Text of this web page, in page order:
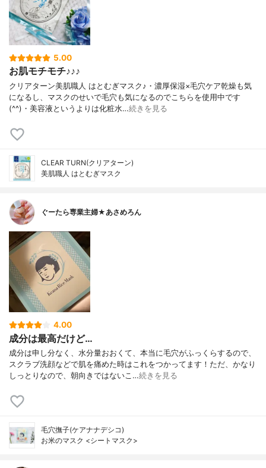
5.00
お肌モチモチ♪♪♪
クリアターン美肌職人 はとむぎマスク♪・濃厚保湿×毛穴ケア乾燥も気
になるし、マスクのせいで毛穴も気になるのでこちらを使用中です
(^^)・美容液というよりは化粧水…続きを見る
CLEAR TURN(クリアターン)
美肌職人 はとむぎマスク
ぐーたら専業主婦★あさめろん
4.00
成分は最高だけど…
成分は申し分なく、水分量おおくて、本当に毛穴がふっくらするので、
スクラブ洗顔などで肌を痛めた時はこれをつかってます！ただ、かなり
しっとりなので、朝向きではないこ…続きを見る
毛穴撫子(ケアナナデシコ)
お米のマスク <シートマスク>